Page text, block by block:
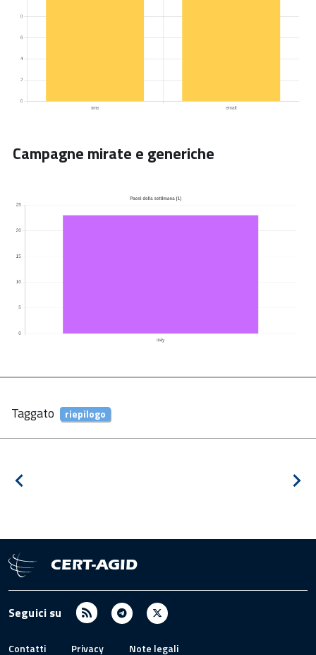
Campagne mirate e generiche
Taggato riepilogo
Navigazione
articoli
Notizia
CERT-AGID
Contatti Privacy Note legali
Seguici su RSS Telegram
X